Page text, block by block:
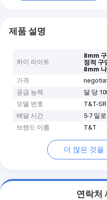
제품 설명
하이 라이트
8mm
정적 구
8mm
가격
공급 능력
달 당
모델 번호
T&T-
배달 시간
5-7 일
브랜드 이름
T&T
더 많은 것을
연락처